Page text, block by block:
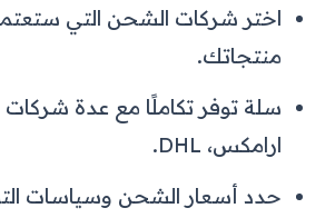
اختر شركات الشحن التي
منتجاتك.
سلة توفر تكاملًا مع عدة
ارامكس، DHL.
حدد أسعار الشحن وسياسات